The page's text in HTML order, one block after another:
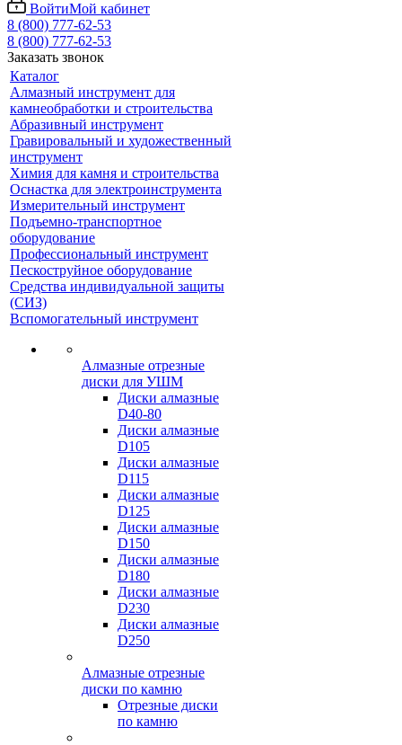
ВойтиМой кабинет
8 (800) 777-62-53
8 (800) 777-62-53
Заказать звонок
Каталог
Алмазный инструмент для
камнеобработки и строительства
Абразивный инструмент
Гравировальный и художественный
инструмент
Химия для камня и строительства
Оснастка для электроинструмента
Измерительный инструмент
Подъемно-транспортное
оборудование
Профессиональный инструмент
Пескоструйное оборудование
Средства индивидуальной защиты
(СИЗ)
Вспомогательный инструмент
Алмазные отрезные
диски для УШМ
Диски алмазные
D40-80
Диски алмазные
D105
Диски алмазные
D115
Диски алмазные
D125
Диски алмазные
D150
Диски алмазные
D180
Диски алмазные
D230
Диски алмазные
D250
Алмазные отрезные
диски по камню
Отрезные диски
по камню